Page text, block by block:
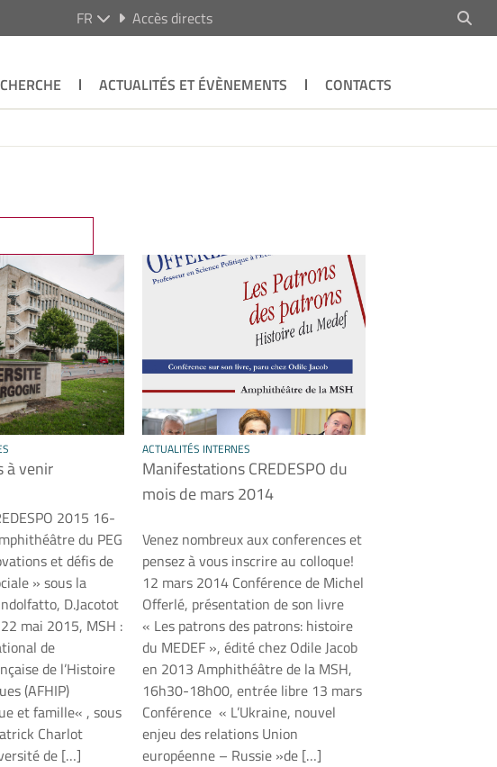
FR Accès directs
ACTUALITÉS ET ÉVÈNEMENTS
CONTACTS
à venir
2015 16-
du PEG
et défis de
» sous la
D.Jacotot
mai 2015, MSH :
de
de l’Histoire
(AFHIP)
et famille« , sous
Charlot
de […]
ACTUALITÉS INTERNES
Manifestations CREDESPO du
mois de mars 2014
Venez nombreux aux conferences et
pensez à vous inscrire au colloque!
12 mars 2014 Conférence de Michel
Offerlé, présentation de son livre
« Les patrons des patrons: histoire
du MEDEF », édité chez Odile Jacob
en 2013 Amphithéâtre de la MSH,
16h30-18h00, entrée libre 13 mars
Conférence « L’Ukraine, nouvel
enjeu des relations Union
européenne – Russie »de […]